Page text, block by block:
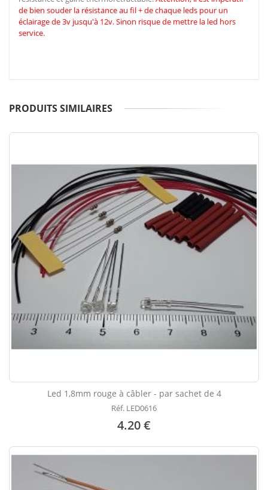
de bien souder la résistance au fil + de chaque leds pour un
éclairage de 3v jusqu'à 12v. Sinon risque de mettre la led hors
service.
PRODUITS SIMILAIRES
Led 1,8mm rouge à câbler - par sachet de 4
Réf. LED0616
4.20 €